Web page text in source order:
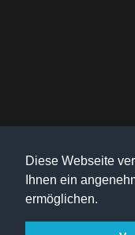
Diese Webseite
Ihnen ein
ermöglichen.